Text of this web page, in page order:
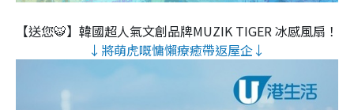
【送您🐯】韓國超人氣文創品牌MUZIK TIGER 冰感風扇！
↓將萌虎嘅慵懶療癒帶返屋企↓